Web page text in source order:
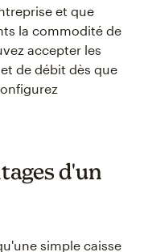
et que
la commodité de
accepter les
de débit dès que
d'un
simple caisse